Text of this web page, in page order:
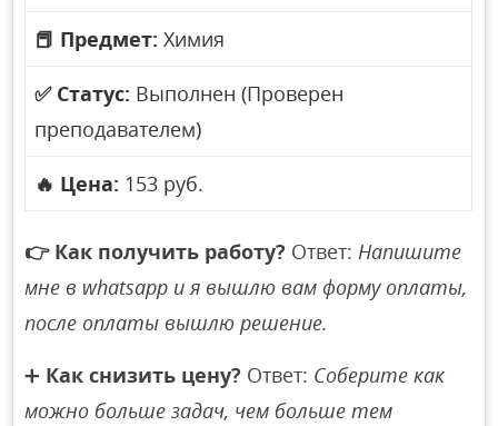
📕 Предмет: Химия
✅ Статус: Выполнен (Проверен
преподавателем)
🔥 Цена: 153 руб.
👉 Как получить работу? Ответ:Напишите
мне в whatsapp и я вышлю вам форму оплаты,
после оплаты вышлю решение.
➕ Как снизить цену? Ответ: Соберите как
можно больше задач, чем больше тем